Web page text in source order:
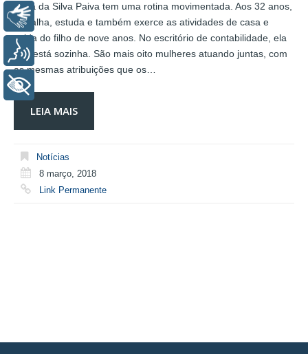
Célia da Silva Paiva tem uma rotina movimentada. Aos 32 anos,
trabalha, estuda e também exerce as atividades de casa e
cuida do filho de nove anos. No escritório de contabilidade, ela
não está sozinha. São mais oito mulheres atuando juntas, com
as mesmas atribuições que os…
LEIA MAIS
Notícias
8 março, 2018
Link Permanente
Voz